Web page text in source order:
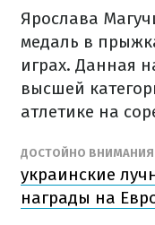
Ярослава
медаль в
играх. Данная
высшей
атлетике на
ДОСТОЙНО ВНИМАНИЯ
украинские
награды на